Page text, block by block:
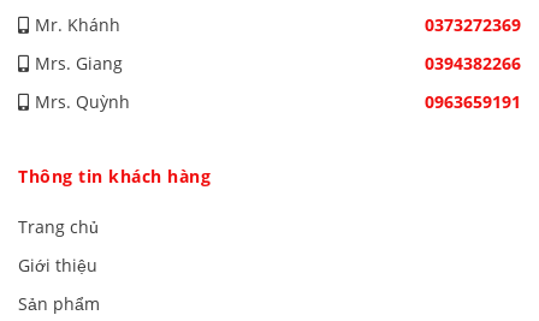
Mr. Khánh
0373272369
Mrs. Giang
0394382266
Mrs. Quỳnh
0963659191
Thông tin khách hàng
Trang chủ
Giới thiệu
Sản phẩm